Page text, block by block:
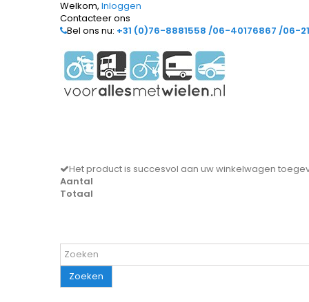
Welkom, Inloggen
Contacteer ons
Bel ons nu: +31 (0)76-8881558 /06-40176867 /06-
Het product is succesvol aan uw winkelwagen
Aantal
Totaal
Zoeken